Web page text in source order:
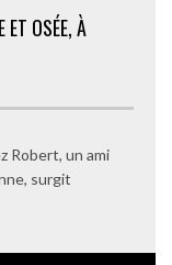
ET OSÉE, À
Robert, un ami
surgit